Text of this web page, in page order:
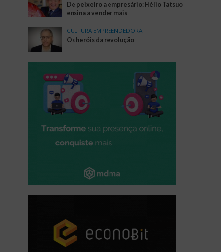
De peixeiro a empresário: Hélio Tatsuo
ensina a vender mais
CULTURA EMPREENDEDORA
Os heróis da revolução